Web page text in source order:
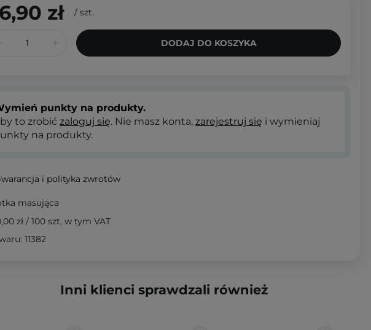
zł / szt.
DODAJ DO KOSZYKA
punkty na produkty.
to zrobić zaloguj się. Nie masz konta, zarejestruj się i wymieniaj
na produkty.
i polityka zwrotów
masująca
zł / 100 szt, w tym VAT
11382
Inni klienci sprawdzali również